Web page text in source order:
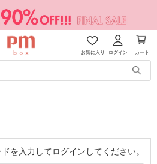
お気に入り ログイン カート
を入力してログインしてください。